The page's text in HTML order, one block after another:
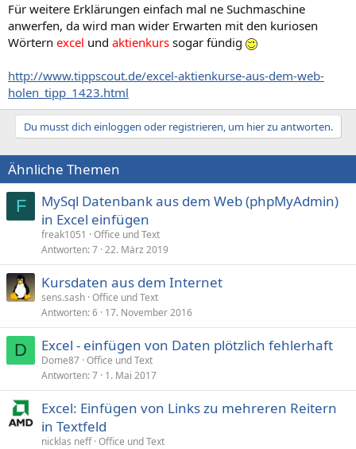
Für weitere Erklärungen einfach mal ne Suchmaschine
anwerfen, da wird man wider Erwarten mit den kuriosen
Wörtern excel und aktienkurs sogar fündig
http://www.tippscout.de/excel-aktienkurse-aus-dem-web-
holen_tipp_1423.html
Du musst dich einloggen oder registrieren, um hier zu antworten.
Ähnliche Themen
F
MySql Datenbank aus dem Web (phpMyAdmin)
in Excel einfügen
freak1051
Office und Text
Antworten 7 22. März 2019
Kursdaten aus dem Internet
sens.sash Office und Text
Antworten 6 17. November 2016
D Excel - einfügen von Daten plötzlich fehlerhaft
Dome87 Office und Text
Antworten 7 1. Mai 2017
Excel: Einfügen von Links zu mehreren Reitern
in Textfeld
nicklas neff Office und Text